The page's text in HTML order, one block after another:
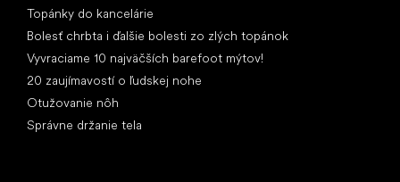
Topánky do kancelárie
Bolesť chrbta i ďalšie bolesti zo zlých topánok
Vyvraciame 10 najväčších barefoot mýtov!
20 zaujímavostí o ľudskej nohe
Otužovanie nôh
Správne držanie tela